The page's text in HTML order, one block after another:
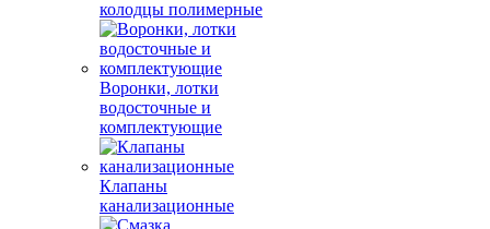
колодцы полимерные
Воронки, лотки
водосточные и
комплектующие
Клапаны
канализационные